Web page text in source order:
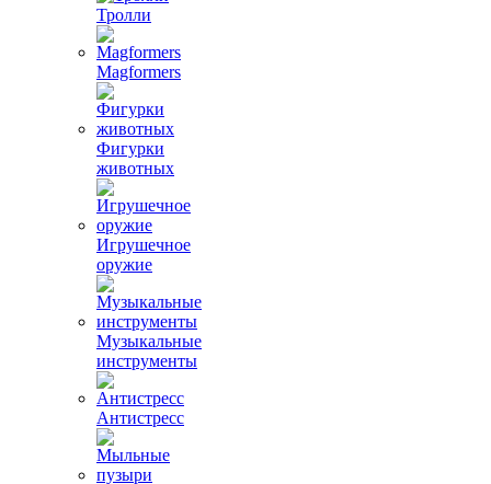
Тролли
Magformers
Фигурки
животных
Игрушечное
оружие
Музыкальные
инструменты
Антистресс